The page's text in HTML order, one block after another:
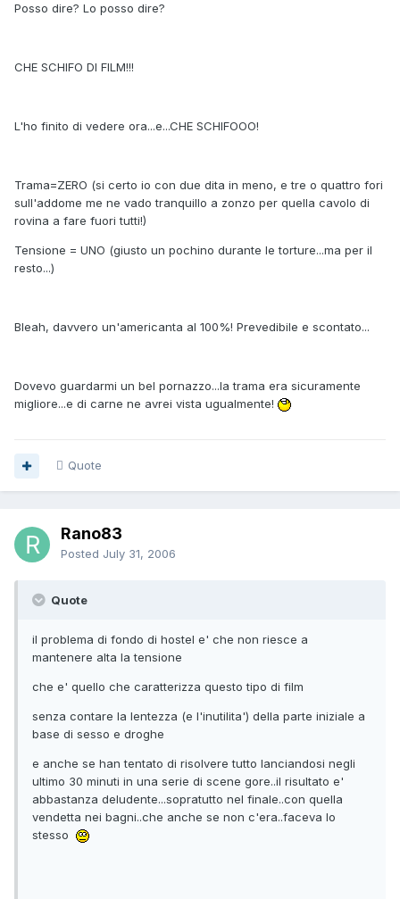
Posso dire? Lo posso dire?
CHE SCHIFO DI FILM!!!
L'ho finito di vedere ora...e...CHE SCHIFOOO!
Trama=ZERO (si certo io con due dita in meno, e tre o quattro fori
sull'addome me ne vado tranquillo a zonzo per quella cavolo di
rovina a fare fuori tutti!)
Tensione = UNO (giusto un pochino durante le torture...ma per il
resto...)
Bleah, davvero un'americanta al 100%! Prevedibile e scontato...
Dovevo guardarmi un bel pornazzo...la trama era sicuramente
migliore...e di carne ne avrei vista ugualmente!
Quote
Rano83
Posted July 31, 2006
Quote
il problema di fondo di hostel e' che non riesce a
mantenere alta la tensione
che e' quello che caratterizza questo tipo di film
senza contare la lentezza (e l'inutilita') della parte iniziale a
base di sesso e droghe
e anche se han tentato di risolvere tutto lanciandosi negli
ultimo 30 minuti in una serie di scene gore..il risultato e'
abbastanza deludente...sopratutto nel finale..con quella
vendetta nei bagni..che anche se non c'era..faceva lo
stesso